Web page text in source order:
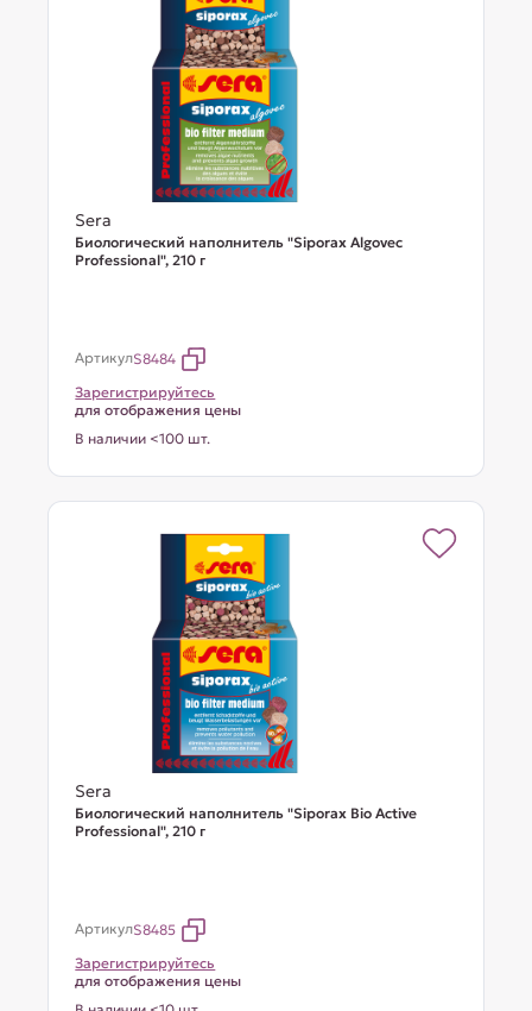
Sera
Биологический наполнитель "Siporax Algovec
Professional", 210 г
АртикулS8484
Зарегистрируйтесь
для отображения цены
В наличии <100 шт.
Sera
Биологический наполнитель "Siporax Bio Active
Professional", 210 г
АртикулS8485
Зарегистрируйтесь
для отображения цены